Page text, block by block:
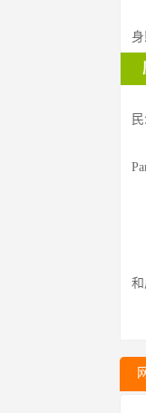
和